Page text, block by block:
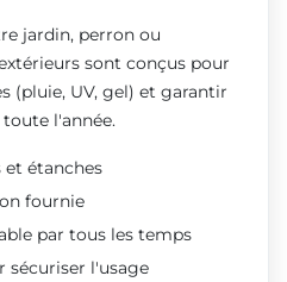
jardin, perron ou
sont conçus pour
(pluie, UV, gel) et garantir
l'année.
et étanches
fournie
par tous les temps
sécuriser l'usage